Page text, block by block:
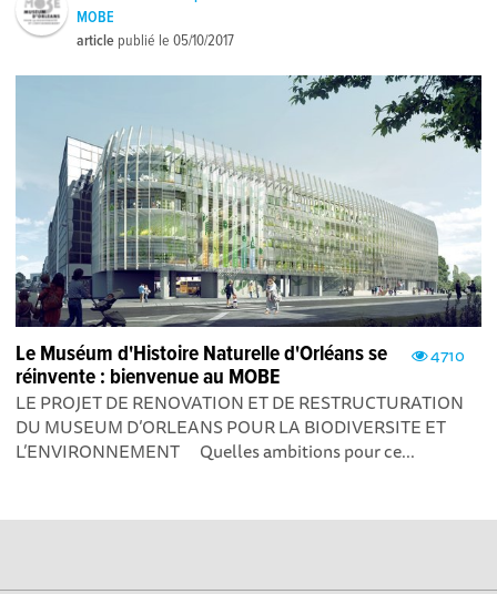
MOBE
article publié le05/10/2017
4710
Le Muséum d'Histoire Naturelle d'Orléans se
réinvente : bienvenue au MOBE
LE PROJET DE RENOVATION ET DE RESTRUCTURATION
DU MUSEUM D’ORLEANS POUR LA BIODIVERSITE ET
L’ENVIRONNEMENT Quelles ambitions pour ce...